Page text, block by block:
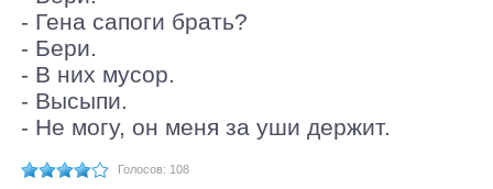
- Гена сапоги брать?
- Бери.
- В них мусор.
- Высыпи.
- Не могу, он меня за уши держит.
Голосов: 108